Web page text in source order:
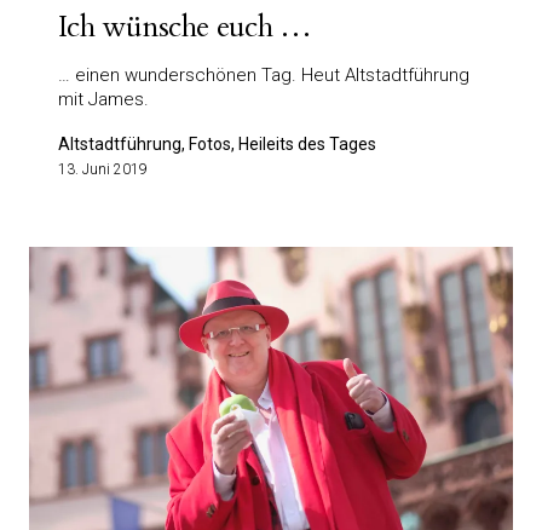
Ich wünsche euch …
… einen wunderschönen Tag. Heut Altstadtführung
mit James.
Altstadtführung, Fotos, Heileits des Tages
13. Juni 2019